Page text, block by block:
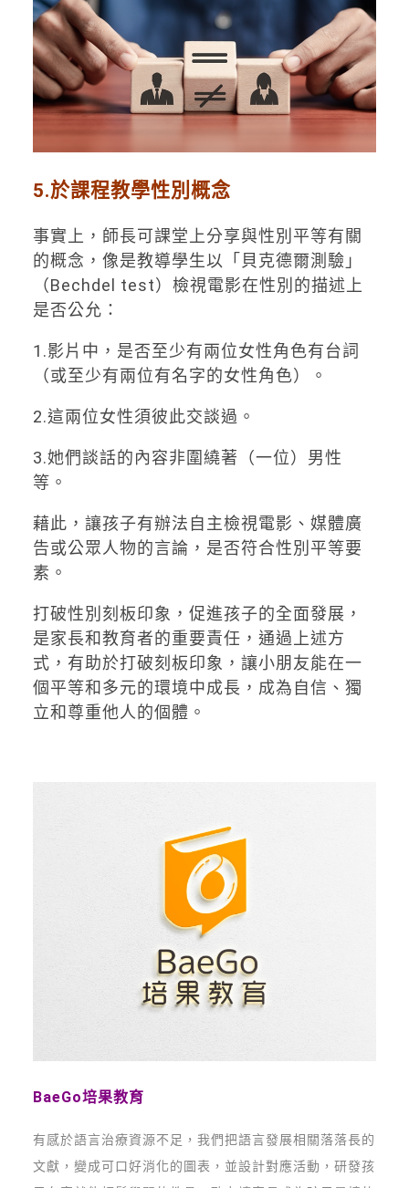
5.於課程教學性別概念
事實上，師長可課堂上分享與性別平等有關
的概念，像是教導學生以「貝克德爾測驗」
（Bechdel test）檢視電影在性別的描述上
是否公允：
1.影片中，是否至少有兩位女性角色有台詞
（或至少有兩位有名字的女性角色）。
2.這兩位女性須彼此交談過。
3.她們談話的內容非圍繞著（一位）男性
等。
藉此，讓孩子有辦法自主檢視電影、媒體廣
告或公眾人物的言論，是否符合性別平等要
素。
打破性別刻板印象，促進孩子的全面發展，
是家長和教育者的重要責任，通過上述方
式，有助於打破刻板印象，讓小朋友能在一
個平等和多元的環境中成長，成為自信、獨
立和尊重他人的個體。
BaeGo培果教育
有感於語言治療資源不足，我們把語言發展相關落落長的
文獻，變成可口好消化的圖表，並設計對應活動，研發孩